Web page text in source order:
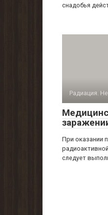
снадобья
Радиация.
При оказании
следует